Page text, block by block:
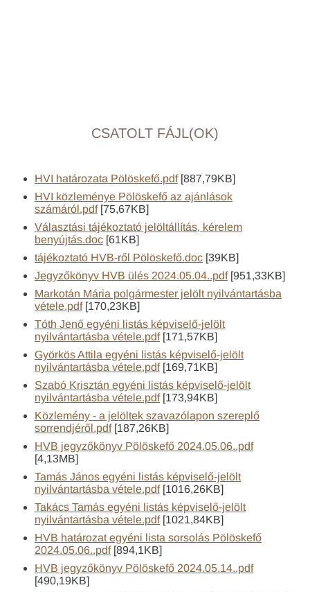
CSATOLT FÁJL(OK)
HVI határozata Pölöskefő.pdf[887,79KB]
HVI közleménye Pölöskefő az ajánlások
számáról.pdf[75,67KB]
Választási tájékoztató jelöltállítás, kérelem
benyújtás.doc [61KB]
tájékoztató HVB-ről Pölöskefő.doc [39KB]
Jegyzőkönyv HVB ülés 2024.05.04..pdf[951,33KB]
Markotán Mária polgármester jelölt nyilvántartásba
vétele.pdf[170,23KB]
Tóth Jenő egyéni listás képviselő-jelölt
nyilvántartásba vétele.pdf[171,57KB]
Györkös Attila egyéni listás képviselő-jelölt
nyilvántartásba vétele.pdf[169,71KB]
Szabó Krisztán egyéni listás képviselő-jelölt
nyilvántartásba vétele.pdf[173,94KB]
Közlemény - a jelöltek szavazólapon szereplő
sorrendjéről.pdf[187,26KB]
HVB jegyzőkönyv Pölöskefő 2024.05.06..pdf
[4,13MB]
Tamás János egyéni listás képviselő-jelölt
nyilvántartásba vétele.pdf[1016,26KB]
Takács Tamás egyéni listás képviselő-jelölt
nyilvántartásba vétele.pdf[1021,84KB]
HVB határozat egyéni lista sorsolás Pölöskefő
2024.05.06..pdf[894,1KB]
HVB jegyzőkönyv Pölöskefő 2024.05.14..pdf
[490,19KB]